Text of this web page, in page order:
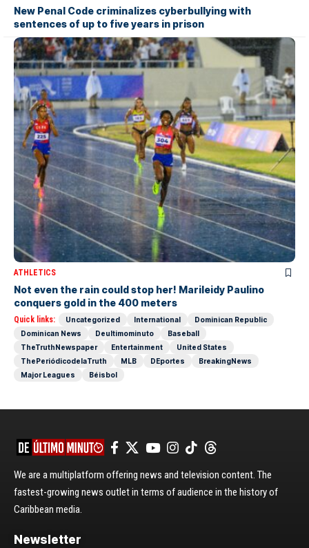
New Penal Code criminalizes cyberbullying with
sentences of up to five years in prison
ATHLETICS
Not even the rain could stop her! Marileidy Paulino
conquers gold in the 400 meters
Quick links: Uncategorized International
Dominican Republic
Dominican News
Deultimominuto
Baseball
TheTruthNewspaper
Entertainment
United States
ThePeriódicodelaTruth
MLB DEportes
BreakingNews
Major Leagues
Béisbol
We are a multiplatform offering news and television content. The
fastest-growing news outlet in terms of audience in the history of
Caribbean media.
Newsletter